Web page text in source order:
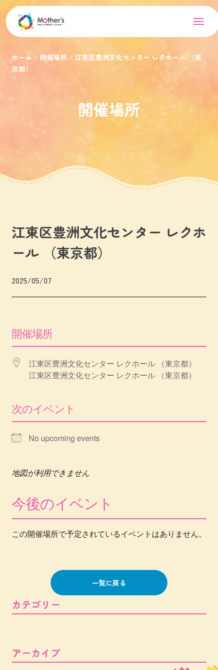
ホーム 開催場所
江東区豊洲文化センター レクホール （東
京都）
開催場所
江東区豊洲文化センター レクホ
ール （東京都）
2025/05/07
開催場所
江東区豊洲文化センター レクホール （東京都）
江東区豊洲文化センター レクホール （東京都）
次のイベント
No upcoming events
地図が利用できません
今後のイベント
この開催場所で予定されているイベントはありません。
一覧に戻る
カテゴリー
アーカイブ